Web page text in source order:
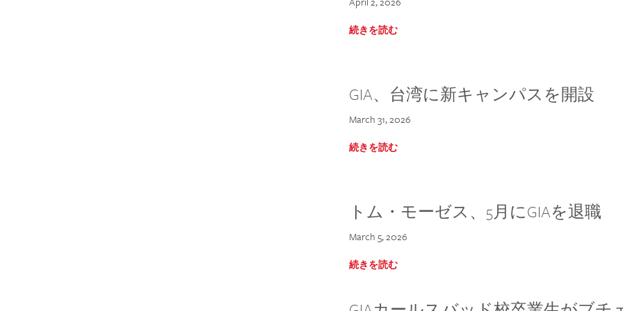
続きを読む
GIA、台湾に新キャンパスを開設
March 31, 2026
続きを読む
トム・モーゼス、5月にGIAを退職
March 5, 2026
続きを読む